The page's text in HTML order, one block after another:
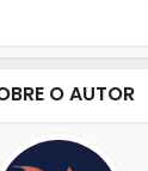
O AUTOR